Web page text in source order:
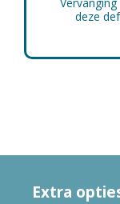
deze
Extra